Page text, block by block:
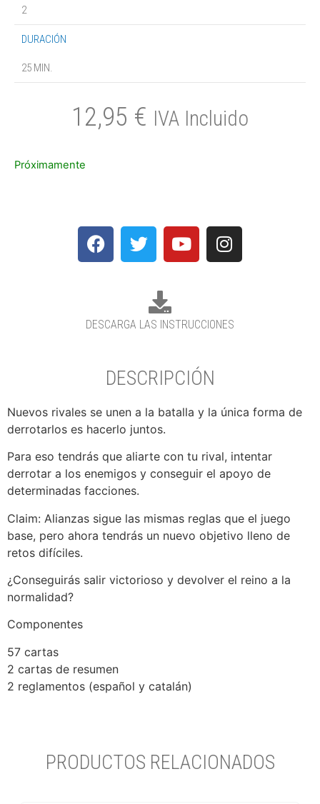
2
DURACIÓN
25 MIN.
12,95 € IVA Incluido
Próximamente
DESCARGA LAS INSTRUCCIONES
DESCRIPCIÓN
Nuevos rivales se unen a la batalla y la única forma de
derrotarlos es hacerlo juntos.
Para eso tendrás que aliarte con tu rival, intentar
derrotar a los enemigos y conseguir el apoyo de
determinadas facciones.
Claim: Alianzas sigue las mismas reglas que el juego
base, pero ahora tendrás un nuevo objetivo lleno de
retos difíciles.
¿Conseguirás salir victorioso y devolver el reino a la
normalidad?
Componentes
57 cartas
2 cartas de resumen
2 reglamentos (español y catalán)
PRODUCTOS RELACIONADOS